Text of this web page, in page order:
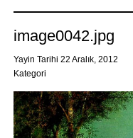
image0042.jpg
Yayin Tarihi 22 Aralık, 2012
Kategori